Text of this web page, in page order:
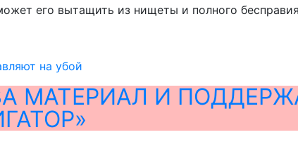
его вытащить из нищеты и полного
на убой
МАТЕРИАЛ И